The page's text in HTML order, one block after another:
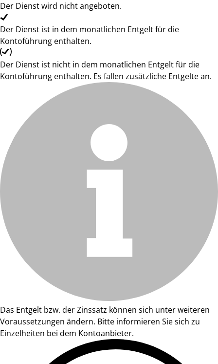
Der Dienst wird nicht angeboten.
Der Dienst ist in dem monatlichen Entgelt für die
Kontoführung enthalten.
Der Dienst ist nicht in dem monatlichen Entgelt für die
Kontoführung enthalten. Es fallen zusätzliche Entgelte an.
Das Entgelt bzw. der Zinssatz können sich unter weiteren
Voraussetzungen ändern. Bitte informieren Sie sich zu
Einzelheiten bei dem Kontoanbieter.